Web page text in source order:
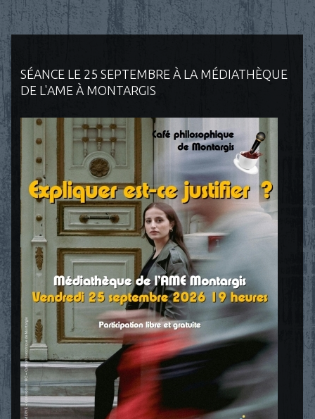
SÉANCE LE 25 SEPTEMBRE À LA MÉDIATHÈQUE
DE L'AME À MONTARGIS